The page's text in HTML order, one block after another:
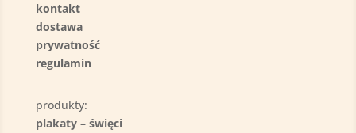
kontakt
dostawa
prywatność
regulamin
produkty:
plakaty – święci